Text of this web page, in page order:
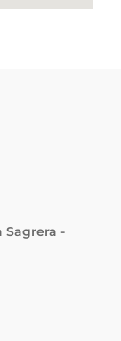
Sagrera -